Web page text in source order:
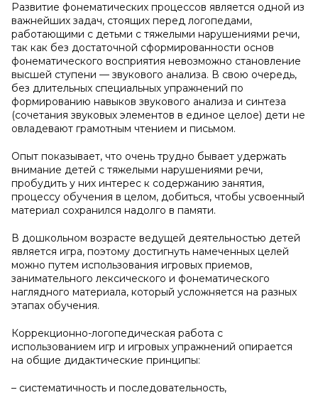
Развитие фонематических процессов является одной из
важнейших задач, стоящих перед логопедами,
работающими с детьми с тяжелыми нарушениями речи,
так как без достаточной сформированности основ
фонематического восприятия невозможно становление
высшей ступени — звукового анализа. В свою очередь,
без длительных специальных упражнений по
формированию навыков звукового анализа и синтеза
(сочетания звуковых элементов в единое целое) дети не
овладевают грамотным чтением и письмом.
Опыт показывает, что очень трудно бывает удержать
внимание детей с тяжелыми нарушениями речи,
пробудить у них интерес к содержанию занятия,
процессу обучения в целом, добиться, чтобы усвоенный
материал сохранился надолго в памяти.
В дошкольном возрасте ведущей деятельностью детей
является игра, поэтому достигнуть намеченных целей
можно путем использования игровых приемов,
занимательного лексического и фонематического
наглядного материала, который усложняется на разных
этапах обучения.
Коррекционно-логопедическая работа с
использованием игр и игровых упражнений опирается
на общие дидактические принципы:
– систематичность и последовательность,